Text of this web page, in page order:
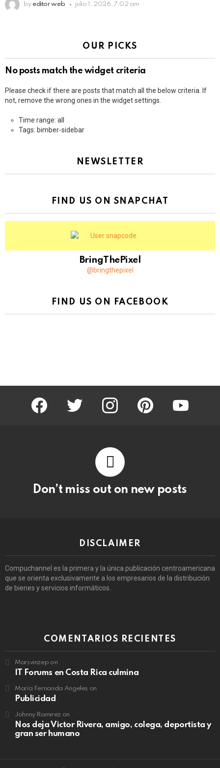
by editor web julio 1, 2026, 7:02 am
OUR PICKS
No posts match the widget criteria
Please check if there are posts that match all the below criteria. If
not, remove the wrong ones in the widget settings.
Time range: all
Tags: bimber-sidebar
NEWSLETTER
FIND US ON SNAPCHAT
BringThePixel
@bringthepixel
FIND US ON FACEBOOK
facebook twitter instagram pinterest youtube
Don’t miss out on new posts
DISCLAIMER
Compuchannel es la primera y la única publicación centroamericana
que se orienta exclusivamente a los empresarios de la distribución
de bienes y servicios informáticos.
COMENTARIOS RECIENTES
Marsvinzep on
IT Forums en Costa Rica culmina
María Fernanda Angeles on
Publicidad
Johnny Ramirezon
Nos deja Victor Rivera, amigo, colega, deportista y
gran ser humano